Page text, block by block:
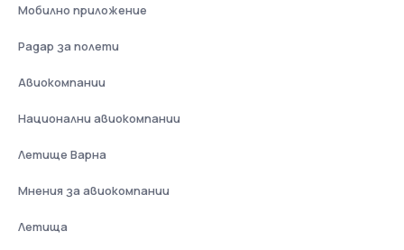
Мобилно приложение
Радар за полети
Авиокомпании
Национални авиокомпании
Летище Варна
Мнения за авиокомпании
Летища